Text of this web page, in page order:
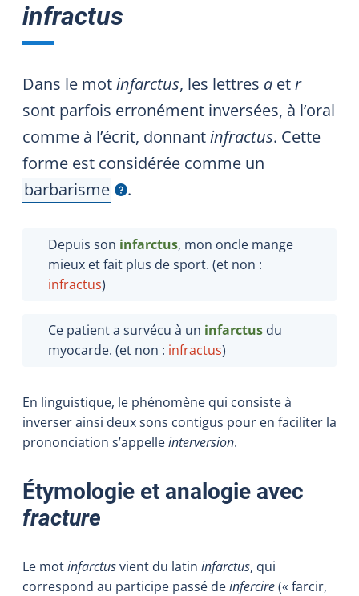
infractus
Dans le motinfarctus, les lettres a etr
sont parfois erronément inversées, à l’oral
comme à l’écrit, donnantinfractus. Cette
forme est considérée comme un
barbarisme
Afficher l'infobulle
.
Depuis son infarctus, mon oncle mange
mieux et fait plus de sport. (et non :
infractus)
Ce patient a survécu à un infarctus du
myocarde. (et non : infractus)
En linguistique, le phénomène qui consiste à
inverser ainsi deux sons contigus pour en faciliter la
prononciation s’appelleinterversion.
Étymologie et analogie avec
fracture
Le motinfarctusvient du latin infarctus, qui
correspond au participe passé deinfercire(« farcir,